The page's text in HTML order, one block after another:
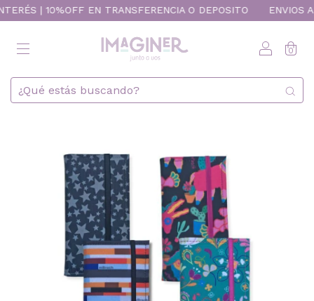
10%OFF EN TRANSFERENCIA O DEPOSITO ENVIOS A
0